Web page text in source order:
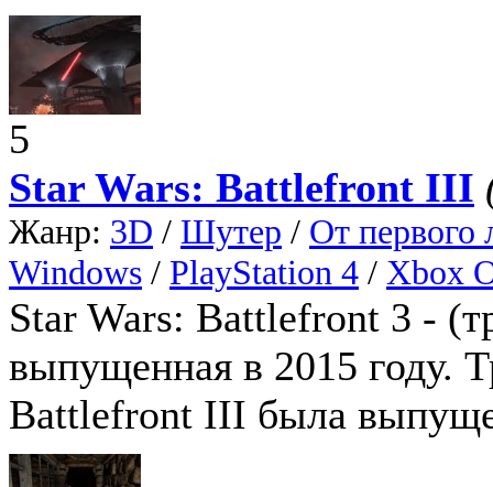
5
Star Wars: Battlefront III
Жанр: 3D / Шутер / От первого
Windows / PlayStation 4 / Xbox
Star Wars: Battlefront 3 -
выпущенная в 2015 году.
Battlefront III была